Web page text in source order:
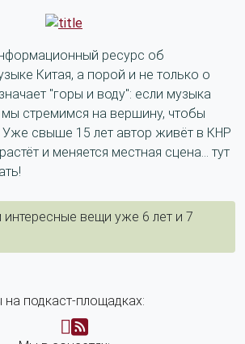
ресурс об
Китая, а порой и не только о
"горы и воду": если музыка
мы стремимся на вершину, чтобы
Уже свыше 15 лет автор живёт в КНР
и меняется местная сцена... тут
вещи уже 6 лет и 7
подкаст-площадках: